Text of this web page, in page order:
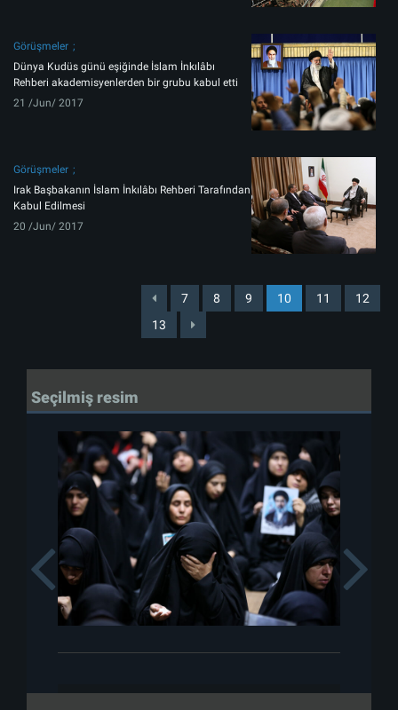
Görüşmeler
Dünya Kudüs günü eşiğinde İslam İnkılâbı
Rehberi akademisyenlerden bir grubu kabul etti
21 /Jun/ 2017
Görüşmeler
Irak Başbakanın İslam İnkılâbı Rehberi Tarafından
Kabul Edilmesi
20 /Jun/ 2017
7 8 9 10 11
12
13
Seçilmiş resim
Previous